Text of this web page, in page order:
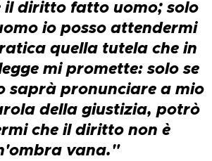
il diritto fatto uomo; solo
io posso attendermi
quella tutela che in
mi promette: solo se
saprà pronunciare a mio
della giustizia, potrò
che il diritto non è
vana."